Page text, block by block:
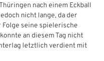
nach einem Eckball
nicht lange, da der
seine spielerische
an diesem Tag nicht
letztlich verdient mit